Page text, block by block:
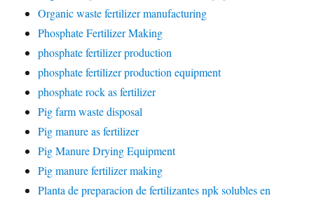
Organic waste fertilizer manufacturing
Phosphate Fertilizer Making
phosphate fertilizer production
phosphate fertilizer production equipment
phosphate rock as fertilizer
Pig farm waste disposal
Pig manure as fertilizer
Pig Manure Drying Equipment
Pig manure fertilizer making
Planta de preparacion de fertilizantes npk solubles en